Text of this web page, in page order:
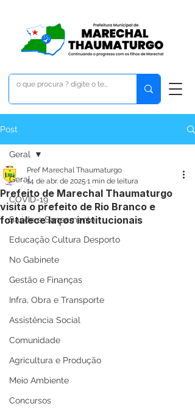
Post
Geral
COVID-19
Saúde e Saneamento
Educação Cultura Desporto
No Gabinete
Gestão e Finanças
Infra, Obra e Transporte
Assistência Social
Comunidade
Agricultura e Produção
Meio Ambiente
Concursos
Geral
Prefeito de Marechal Thaumaturgo
visita o prefeito de Rio Branco e
fortalece laços institucionais
Pref Marechal Thaumaturgo
14 de abr. de 2025 1 min de leitura